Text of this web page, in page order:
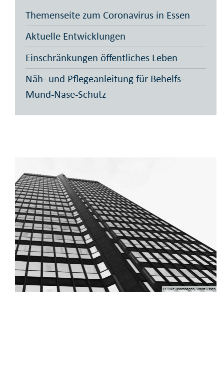
Themenseite zum Coronavirus in Essen
Aktuelle Entwicklungen
Einschränkungen öffentliches Leben
Näh- und Pflegeanleitung für Behelfs-
Mund-Nase-Schutz
© Elke Brochhagen, Stadt Essen